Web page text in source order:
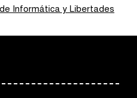
Informática y Libertades